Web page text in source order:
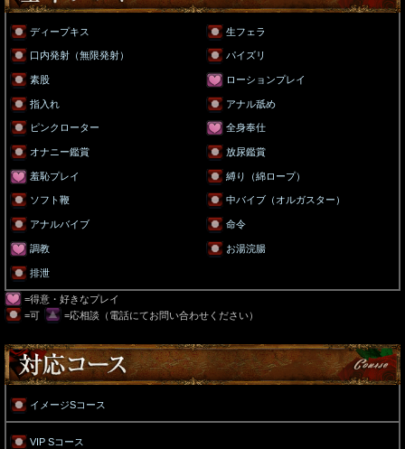
ディープキス 生フェラ
口内発射（無限発射） パイズリ
素股 ローションプレイ
指入れ アナル舐め
ピンクローター 全身奉仕
オナニー鑑賞 放尿鑑賞
羞恥プレイ 縛り（綿ロープ）
ソフト鞭 中バイブ（オルガスター）
アナルバイブ 命令
調教 お湯浣腸
排泄
=得意・好きなプレイ
=可
=応相談（電話にてお問い合わせください）
イメージSコース
VIP Sコース